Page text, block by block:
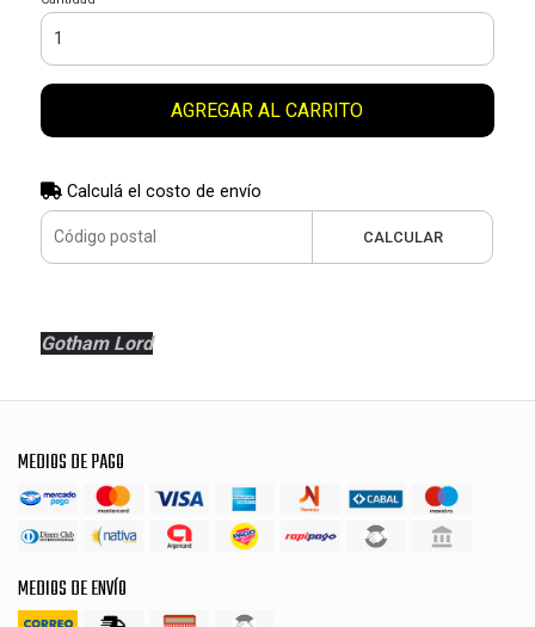
AGREGAR AL CARRITO
Calculá el costo de envío
CALCULAR
Gotham Lord
MEDIOS DE PAGO
MEDIOS DE ENVÍO